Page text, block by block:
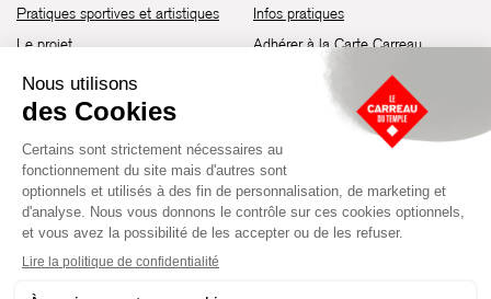
Pratiques sportives et artistiques
Le projet
Brochure de saison 25-26
Découvrir les espaces
Devenir partenaire
Infos pratiques
Adhérer à la Carte Carreau
Guide d’accessibilité
Établissement culturel et sportif à l’architecture industrielle de la fin du
XIXème siècle, le Carreau du Temple fut réhabilité en 2014 par la Ville
artistiques, culturels et sportifs, à travers une programmation éclectique